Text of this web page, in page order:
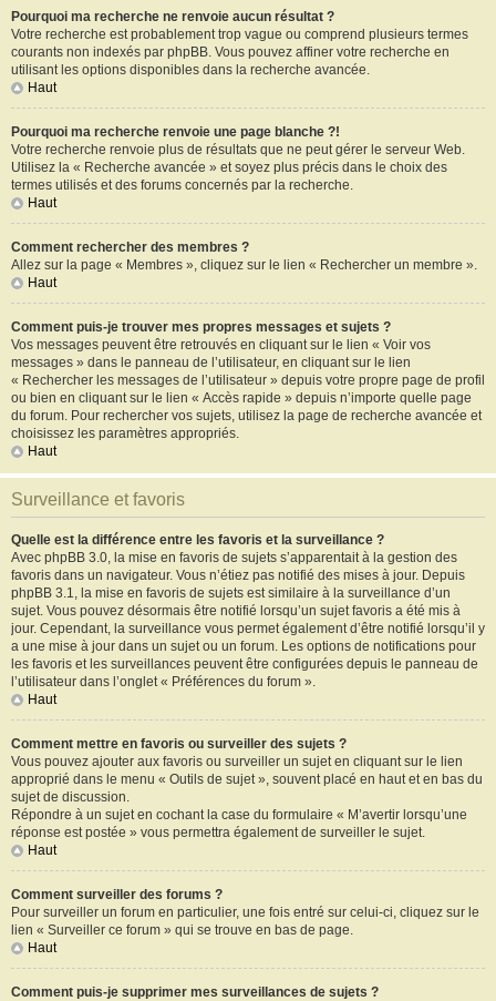
Pourquoi ma recherche ne renvoie aucun résultat ?
Votre recherche est probablement trop vague ou comprend plusieurs termes
courants non indexés par phpBB. Vous pouvez affiner votre recherche en
utilisant les options disponibles dans la recherche avancée.
Haut
Pourquoi ma recherche renvoie une page blanche ?!
Votre recherche renvoie plus de résultats que ne peut gérer le serveur Web.
Utilisez la « Recherche avancée » et soyez plus précis dans le choix des
termes utilisés et des forums concernés par la recherche.
Haut
Comment rechercher des membres ?
Allez sur la page « Membres », cliquez sur le lien « Rechercher un membre ».
Haut
Comment puis-je trouver mes propres messages et sujets ?
Vos messages peuvent être retrouvés en cliquant sur le lien « Voir vos
messages » dans le panneau de l’utilisateur, en cliquant sur le lien
« Rechercher les messages de l’utilisateur » depuis votre propre page de profil
ou bien en cliquant sur le lien « Accès rapide » depuis n’importe quelle page
du forum. Pour rechercher vos sujets, utilisez la page de recherche avancée et
choisissez les paramètres appropriés.
Haut
Surveillance et favoris
Quelle est la différence entre les favoris et la surveillance ?
Avec phpBB 3.0, la mise en favoris de sujets s’apparentait à la gestion des
favoris dans un navigateur. Vous n’étiez pas notifié des mises à jour. Depuis
phpBB 3.1, la mise en favoris de sujets est similaire à la surveillance d’un
sujet. Vous pouvez désormais être notifié lorsqu’un sujet favoris a été mis à
jour. Cependant, la surveillance vous permet également d’être notifié lorsqu’il y
a une mise à jour dans un sujet ou un forum. Les options de notifications pour
les favoris et les surveillances peuvent être configurées depuis le panneau de
l’utilisateur dans l’onglet « Préférences du forum ».
Haut
Comment mettre en favoris ou surveiller des sujets ?
Vous pouvez ajouter aux favoris ou surveiller un sujet en cliquant sur le lien
approprié dans le menu « Outils de sujet », souvent placé en haut et en bas du
sujet de discussion.
Répondre à un sujet en cochant la case du formulaire « M’avertir lorsqu’une
réponse est postée » vous permettra également de surveiller le sujet.
Haut
Comment surveiller des forums ?
Pour surveiller un forum en particulier, une fois entré sur celui-ci, cliquez sur le
lien « Surveiller ce forum » qui se trouve en bas de page.
Haut
Comment puis-je supprimer mes surveillances de sujets ?